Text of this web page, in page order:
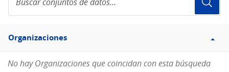
conjuntos
de
Filtro
Organizaciones
Organizaciones
No hay Organizaciones que coincidan con esta búsqueda